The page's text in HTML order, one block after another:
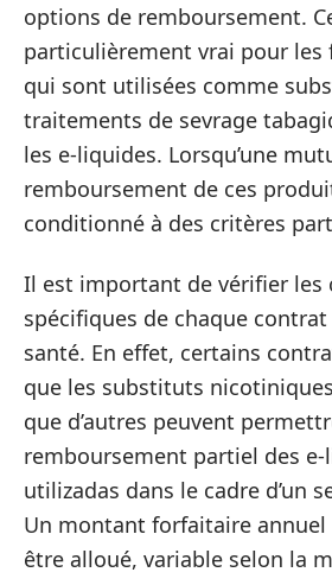
options de remboursement.
particulièrement vrai pour les
qui sont utilisées comme
traitements de sevrage
les e-liquides. Lorsqu’une
remboursement de ces
conditionné à des critères
Il est important de vérifier les
spécifiques de chaque contrat
santé. En effet, certains
que les substituts
que d’autres peuvent
remboursement partiel des e-
utilizadas dans le cadre d’un
Un montant forfaitaire
être alloué, variable selon la